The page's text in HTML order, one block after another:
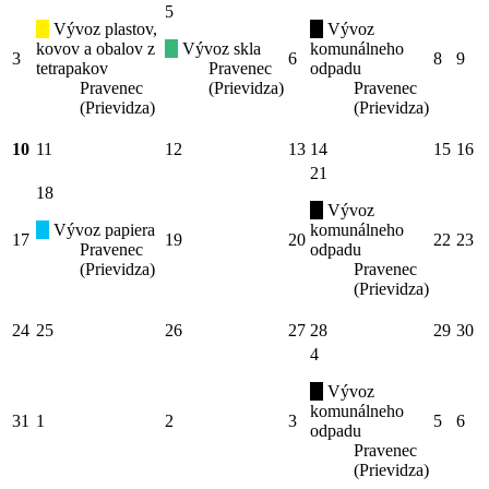
3
Vývoz plastov,
kovov a obalov z
tetrapakov
Pravenec
(Prievidza)
5
Vývoz skla
Pravenec
(Prievidza)
6
Vývoz
komunálneho
odpadu
Pravenec
(Prievidza)
8 9
10 11 12 13 14 15 16
17
18
Vývoz papiera
Pravenec
(Prievidza)
19 20
21
Vývoz
komunálneho
odpadu
Pravenec
(Prievidza)
22 23
24 25 26 27 28 29 30
31 1 2 3
4
Vývoz
komunálneho
odpadu
Pravenec
(Prievidza)
5 6